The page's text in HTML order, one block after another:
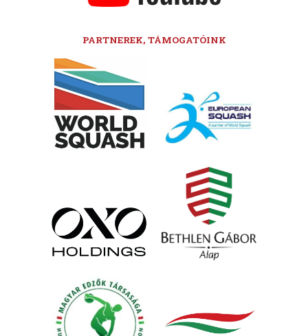
PARTNEREK, TÁMOGATÓINK